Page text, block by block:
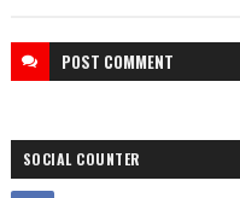
POST COMMENT
SOCIAL COUNTER